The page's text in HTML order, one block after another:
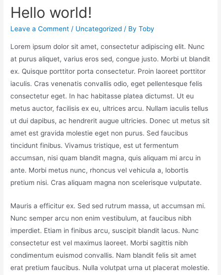
Hello world!
Leave a Comment / Uncategorized / ByToby
Lorem ipsum dolor sit amet, consectetur adipiscing elit. Nunc
at purus aliquet, varius eros sed, congue justo. Morbi ut blandit
ex. Quisque porttitor porta consectetur. Proin laoreet porttitor
iaculis. Cras venenatis convallis odio, eget pellentesque felis
consectetur eget. In hac habitasse platea dictumst. Ut eu
metus auctor, facilisis ex eu, ultrices arcu. Nullam iaculis tellus
ut dui dapibus, ac hendrerit augue ultricies. Donec ut metus sit
amet est gravida molestie eget non purus. Sed faucibus
tincidunt finibus. Vivamus tristique, est ut fermentum
accumsan, nisi quam blandit magna, quis aliquam mi arcu in
ante. Morbi metus nunc, rhoncus vel vehicula a, lobortis
pretium nisi. Cras aliquam magna non scelerisque vulputate.
Mauris a efficitur ex. Sed sed rutrum massa, ut accumsan mi.
Nunc semper arcu non enim vestibulum, at faucibus nibh
imperdiet. Etiam in finibus arcu, suscipit blandit lacus. Nunc
consectetur est vel maximus laoreet. Morbi sagittis nibh
condimentum euismod convallis. Nam blandit felis sit amet
erat pretium faucibus. Nulla volutpat urna ut placerat molestie.